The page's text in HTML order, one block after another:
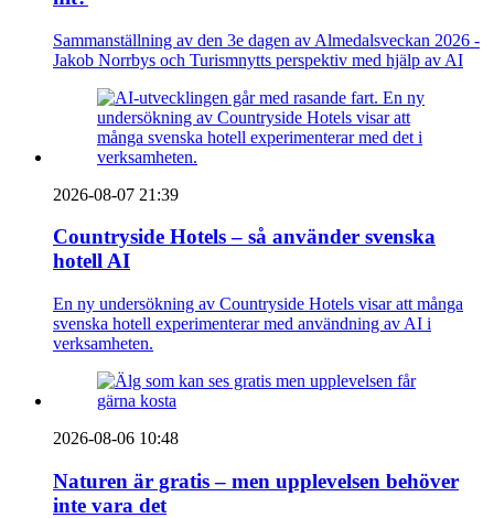
Sammanställning av den 3e dagen av Almedalsveckan 2026 -
Jakob Norrbys och Turismnytts perspektiv med hjälp av AI
2026-08-07 21:39
Countryside Hotels – så använder svenska
hotell AI
En ny undersökning av Countryside Hotels visar att många
svenska hotell experimenterar med användning av AI i
verksamheten.
2026-08-06 10:48
Naturen är gratis – men upplevelsen behöver
inte vara det